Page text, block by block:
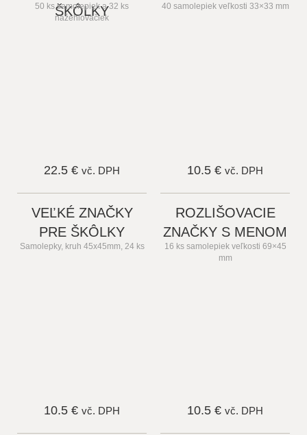
ŠKÔLKY
50 ks samolepiek a 32 ks
nažehlovačiek
22.5 € vč. DPH
40 samolepiek veľkosti 33×33 mm
10.5 € vč. DPH
VEĽKÉ ZNAČKY
PRE ŠKÔLKY
Samolepky, kruh 45x45mm, 24 ks
10.5 € vč. DPH
ROZLIŠOVACIE
ZNAČKY S MENOM
16 ks samolepiek veľkosti 69×45
mm
10.5 € vč. DPH